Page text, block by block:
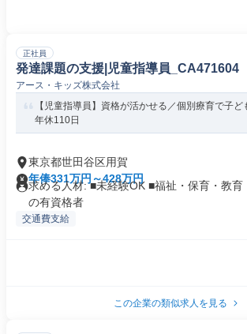
正社員
発達課題の支援|児童指導員_CA471604
アース・キッズ株式会社
【児童指導員】資格が活かせる／個別療育で子ど
年休110日
東京都世田谷区用賀
年俸331万円～428万円
求める人材: ■未経験OK ■福祉・保育・教育
の有資格者
交通費支給
この企業の類似求人を見る